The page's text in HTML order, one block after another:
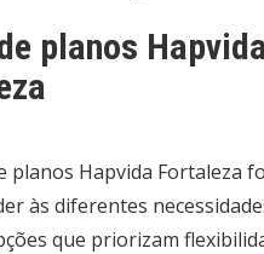
planos
planos Hapvida Fortaleza
às diferentes
que priorizam